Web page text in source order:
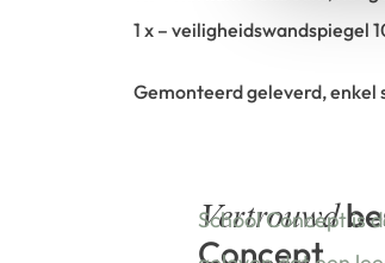
1 x – veiligheidswandspiegel
Gemonteerd geleverd, enkel
Vertrouwd
Concept
School Concept is